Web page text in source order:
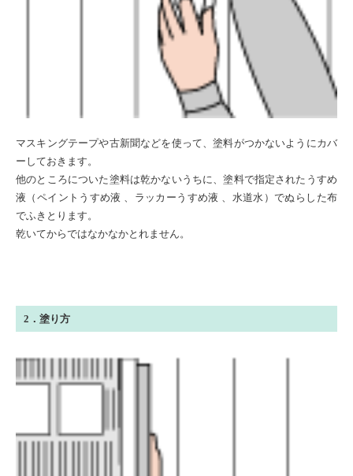
マスキングテープや古新聞などを使って、塗料がつかないようにカバ
ーしておきます。
他のところについた塗料は乾かないうちに、塗料で指定されたうすめ
液（ペイントうすめ液 、ラッカーうすめ液 、水道水）でぬらした布
でふきとります。
乾いてからではなかなかとれません。
2．塗り方